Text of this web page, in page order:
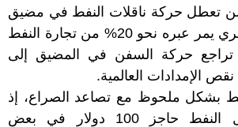
من تعطل حركة ناقلات النفط في مضيق
هرمز، وهو ممر بحري يمر عبره نحو 20% من تجارة النفط
تراجع حركة السفن في المضيق إلى
الإمدادات العالمية.
بشكل ملحوظ مع تصاعد الصراع، إذ
تجاوز سعر برميل النفط حاجز 100 دولار في بعض